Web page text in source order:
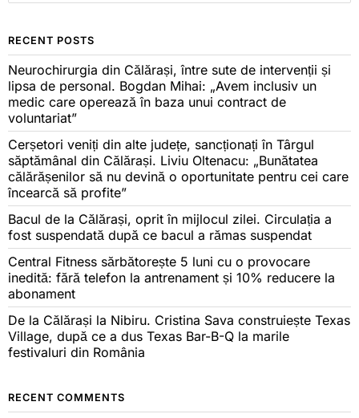
RECENT POSTS
Neurochirurgia din Călărași, între sute de intervenții și
lipsa de personal. Bogdan Mihai: „Avem inclusiv un
medic care operează în baza unui contract de
voluntariat”
Cerșetori veniți din alte județe, sancționați în Târgul
săptămânal din Călărași. Liviu Oltenacu: „Bunătatea
călărășenilor să nu devină o oportunitate pentru cei care
încearcă să profite”
Bacul de la Călărași, oprit în mijlocul zilei. Circulația a
fost suspendată după ce bacul a rămas suspendat
Central Fitness sărbătorește 5 luni cu o provocare
inedită: fără telefon la antrenament și 10% reducere la
abonament
De la Călărași la Nibiru. Cristina Sava construiește Texas
Village, după ce a dus Texas Bar-B-Q la marile
festivaluri din România
RECENT COMMENTS